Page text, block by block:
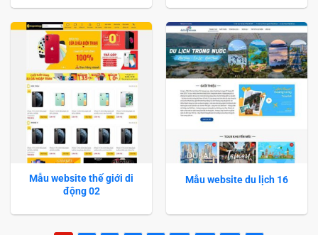
Mẫu website thế giới di
động 02
Mẫu website du lịch 16